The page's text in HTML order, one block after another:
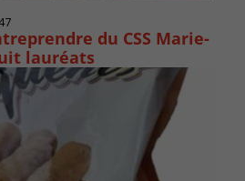
du CSS Marie-
lauréats